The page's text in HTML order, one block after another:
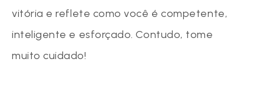
vitória e reflete como você é competente,
inteligente e esforçado. Contudo, tome
muito cuidado!